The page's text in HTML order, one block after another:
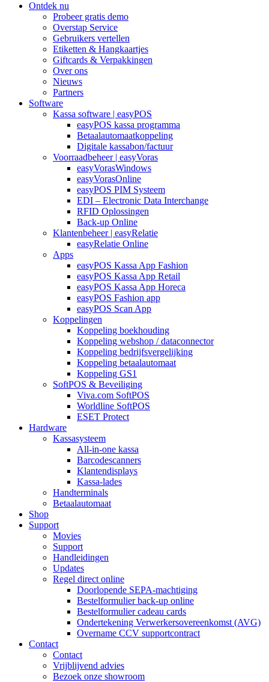
Ontdek nu
Probeer gratis demo
Overstap Service
Gebruikers vertellen
Etiketten & Hangkaartjes
Giftcards & Verpakkingen
Over ons
Nieuws
Partners
Software
Kassa software | easyPOS
easyPOS kassa programma
Betaalautomaatkoppeling
Digitale kassabon/factuur
Voorraadbeheer | easyVoras
easyVorasWindows
easyVorasOnline
easyPOS PIM Systeem
EDI – Electronic Data Interchange
RFID Oplossingen
Back-up Online
Klantenbeheer | easyRelatie
easyRelatie Online
Apps
easyPOS Kassa App Fashion
easyPOS Kassa App Retail
easyPOS Kassa App Horeca
easyPOS Fashion app
easyPOS Scan App
Koppelingen
Koppeling boekhouding
Koppeling webshop / dataconnector
Koppeling bedrijfsvergelijking
Koppeling betaalautomaat
Koppeling GS1
SoftPOS & Beveiliging
Viva.com SoftPOS
Worldline SoftPOS
ESET Protect
Hardware
Kassasysteem
All-in-one kassa
Barcodescanners
Klantendisplays
Kassa-lades
Handterminals
Betaalautomaat
Shop
Support
Movies
Support
Handleidingen
Updates
Regel direct online
Doorlopende SEPA-machtiging
Bestelformulier back-up online
Bestelformulier cadeau cards
Ondertekening Verwerkersovereenkomst (AVG)
Overname CCV supportcontract
Contact
Contact
Vrijblijvend advies
Bezoek onze showroom